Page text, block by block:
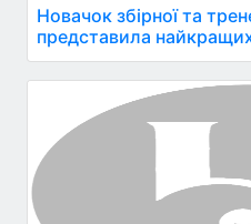
Новачок збірної та
представила